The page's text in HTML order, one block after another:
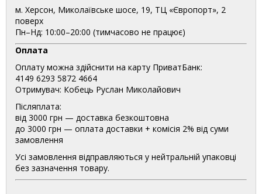
м. Херсон, Миколаївське шосе, 19, ТЦ «Європорт», 2
поверх
Пн–Нд: 10:00–20:00 (тимчасово не працює)
Оплата
Оплату можна здійснити на карту ПриватБанк:
4149 6293 5872 4664
Отримувач: Кобець Руслан Миколайович
Післяплата:
від 3000 грн — доставка безкоштовна
до 3000 грн — оплата доставки + комісія 2% від суми
замовлення
Усі замовлення відправляються у нейтральній упаковці
без зазначення товару.